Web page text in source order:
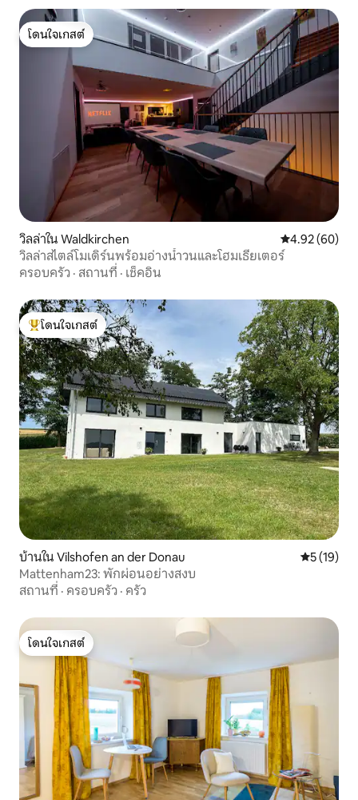
โดนใจเกสต์
โดนใจเกสต์
วิลล่าใน Waldkirchen คะแนนเฉลี่ย
4.92 (60)
วิลล่าสไตล์โมเดิร์นพร้อมอ่างน้ำวนและโฮมเธียเตอร์
ครอบครัว · สถานที่ · เช็คอิน
โดนใจเกสต์ที่สุด
โดนใจเกสต์
บ้านใน Vilshofen an der Donau คะแนนเฉลี่
5 (19)
Mattenham23: พักผ่อนอย่างสงบ
สถานที่ · ครอบครัว · ครัว
โดนใจเกสต์
โดนใจเกสต์